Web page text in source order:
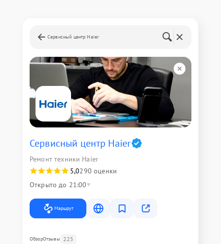
Сервисный центр Haier
Сервисный центр Haier
Ремонт техники Haier
5,0290 оценки
Открыто до 21:00
Маршрут
ОбзорОтзывы 225